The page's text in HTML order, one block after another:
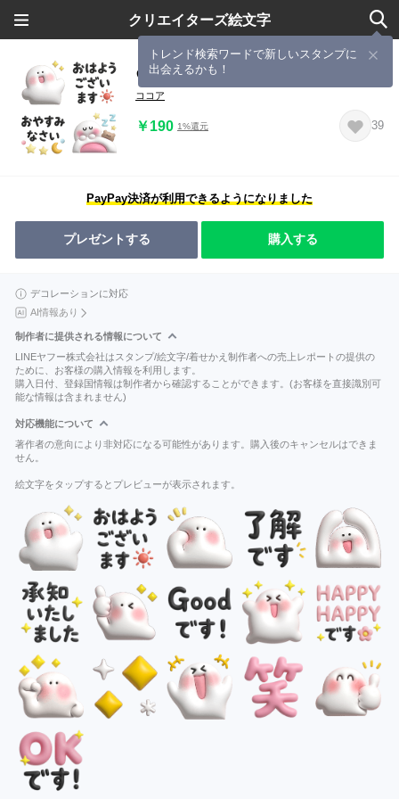
クリエイターズ絵文字
トレンド検索ワードで新しいスタンプに
出会えるかも！
♡ぷっくり白い子♡
ココア
￥190 1%還元 39
PayPay決済が利用できるようになりました
プレゼントする 購入する
デコレーションに対応
AI情報あり
制作者に提供される情報について
LINEヤフー株式会社はスタンプ/絵文字/着せかえ制作者への売上レポートの提供の
ために、お客様の購入情報を利用します。
購入日付、登録国情報は制作者から確認することができます。(お客様を直接識別可
能な情報は含まれません)
対応機能について
著作者の意向により非対応になる可能性があります。購入後のキャンセルはできま
せん。
絵文字をタップするとプレビューが表示されます。